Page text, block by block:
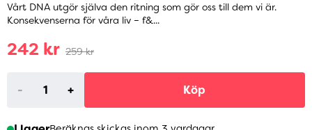
Vårt DNA utgör själva den ritning som gör oss till dem vi är.
Konsekvenserna för våra liv – f&...
242 kr 259 kr
- + Köp